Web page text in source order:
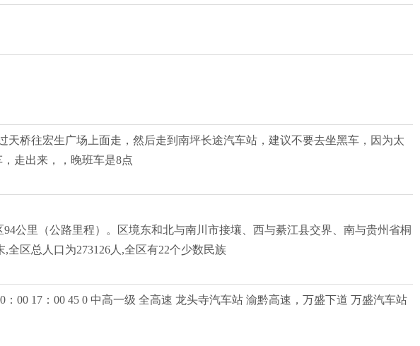
桥往宏生广场上面走，然后走到南坪长途汽车站，建议不要去坐黑车，因为太
走出来，，晚班车是8点
公里（公路里程）。区境东和北与南川市接壤、西与綦江县交界、南与贵州省桐
全区总人口为273126人,全区有22个少数民族
00 17：00 45 0 中高一级 全高速 龙头寺汽车站 渝黔高速，万盛下道 万盛汽车站